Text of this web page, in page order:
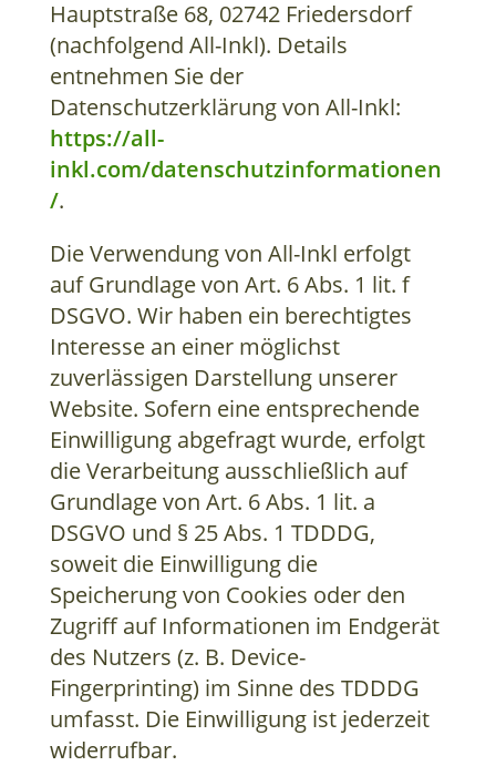
Hauptstraße 68, 02742 Friedersdorf
(nachfolgend All-Inkl). Details
entnehmen Sie der
Datenschutzerklärung von All-Inkl:
https://all-
inkl.com/datenschutzinformationen
/.
Die Verwendung von All-Inkl erfolgt
auf Grundlage von Art. 6 Abs. 1 lit. f
DSGVO. Wir haben ein berechtigtes
Interesse an einer möglichst
zuverlässigen Darstellung unserer
Website. Sofern eine entsprechende
Einwilligung abgefragt wurde, erfolgt
die Verarbeitung ausschließlich auf
Grundlage von Art. 6 Abs. 1 lit. a
DSGVO und § 25 Abs. 1 TDDDG,
soweit die Einwilligung die
Speicherung von Cookies oder den
Zugriff auf Informationen im Endgerät
des Nutzers (z. B. Device-
Fingerprinting) im Sinne des TDDDG
umfasst. Die Einwilligung ist jederzeit
widerrufbar.